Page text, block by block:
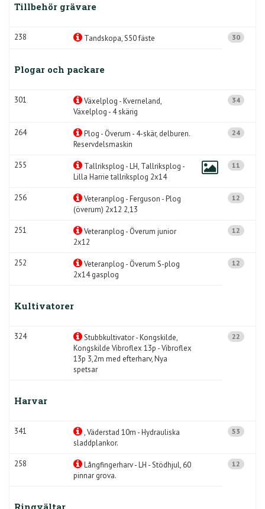
Tillbehör grävare
238 Tandskopa, S50 fäste 30
Plogar och packare
301
Växelplog - Kverneland,
Växelplog - 4 skärig
34
264
Plog - Överum - 4-skär, delburen.
Reservdelsmaskin
24
255
Tallriksplog - LH, Tallriksplog -
Lilla Harrie tallriksplog 2x14
11
256
Veteranplog - Ferguson - Plog
(överum) 2x12 2,13
12
251
Veteranplog - Överum junior
2x12
12
252
Veteranplog - Överum S-plog
2x14 gasplog
12
Kultivatorer
324
Stubbkultivator - Kongskilde,
Kongskilde Vibroflex 13p - Vibroflex
13p 3,2m med efterharv, Nya
spetsar
22
Harvar
341
, Väderstad 10m - Hydrauliska
sladdplankor.
53
258
Långfingerharv - LH - Stödhjul, 60
pinnar grova.
12
Ringvältar